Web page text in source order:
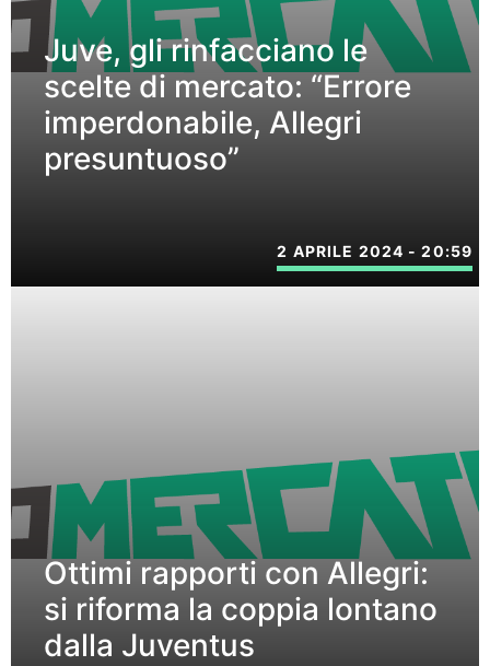
Juve, gli rinfacciano le
scelte di mercato: “Errore
imperdonabile, Allegri
presuntuoso”
2 APRILE 2024 - 20:59
Ottimi rapporti con Allegri:
si riforma la coppia lontano
dalla Juventus